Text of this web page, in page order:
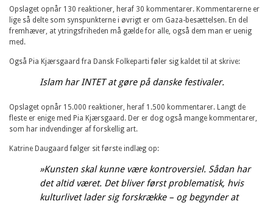
Opslaget opnår 130 reaktioner, heraf 30 kommentarer. Kommentarerne er
lige så delte som synspunkterne i øvrigt er om Gaza-besættelsen. En del
fremhæver, at ytringsfriheden må gælde for alle, også dem man er uenig
med.
Også Pia Kjærsgaard fra Dansk Folkeparti føler sig kaldet til at skrive:
Islam har INTET at gøre på danske festivaler.
Opslaget opnår 15.000 reaktioner, heraf 1.500 kommentarer. Langt de
fleste er enige med Pia Kjærsgaard. Der er dog også mange kommentarer,
som har indvendinger af forskellig art.
Katrine Daugaard følger sit første indlæg op:
»Kunsten skal kunne være kontroversiel. Sådan har
det altid været. Det bliver først problematisk, hvis
kulturlivet lader sig forskrække – og begynder at